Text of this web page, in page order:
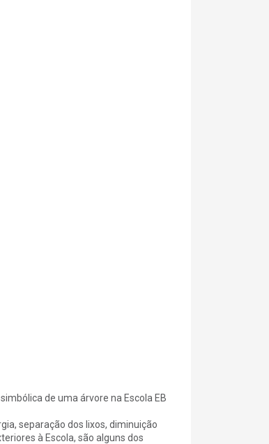
de uma árvore na Escola EB
separação dos lixos, diminuição
à Escola, são alguns dos